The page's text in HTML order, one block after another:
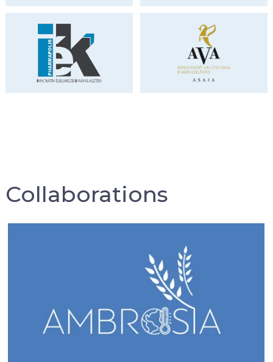
Collaborations